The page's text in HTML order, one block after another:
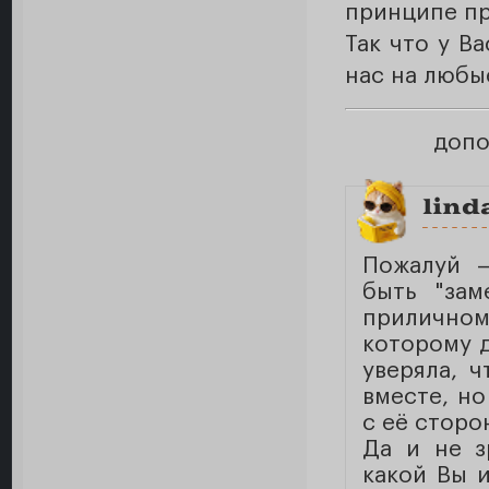
принципе
Так что у
нас на
Пожалуй
быть
которому
уверяла,
вместе,
с её
Да и не
какой Вы